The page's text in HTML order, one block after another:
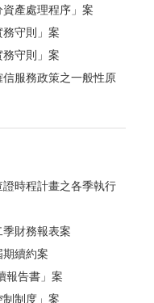
產處理程序」案
守則」案
守則」案
服務政策之一般性原
時程計畫之各季執行
財務報表案
續約案
報告書」案
制度」案